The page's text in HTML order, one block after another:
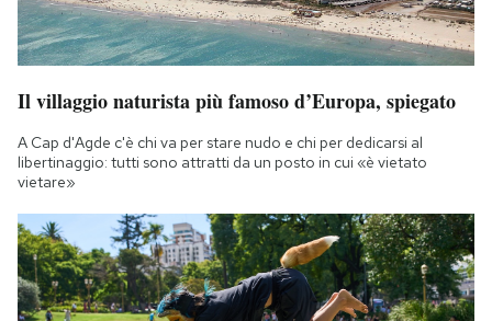
Il villaggio naturista più famoso d’Europa, spiegato
A Cap d'Agde c'è chi va per stare nudo e chi per dedicarsi al
libertinaggio: tutti sono attratti da un posto in cui «è vietato
vietare»